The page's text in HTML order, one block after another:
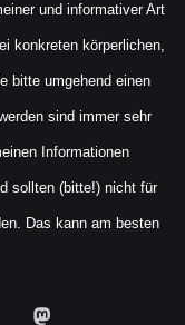
und informativer Art
konkreten körperlichen,
bitte umgehend einen
sind immer sehr
Informationen
sollten (bitte!) nicht für
Das kann am besten
RSS